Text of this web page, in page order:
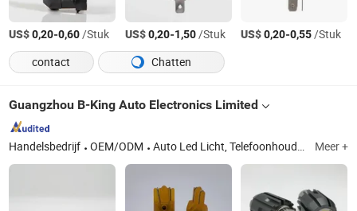
US$0,20-0,60/Stuk US$0,20-1,50/Stuk US$0,20-0,55/Stuk
contact
Chatten
Guangzhou B-King Auto Electronics Limited
Handelsbedrijf OEM/ODM Auto Led Licht, Telefoonhouder Spiegel, Led Spotlicht, Spotlicht Installatiebeugel Meer +